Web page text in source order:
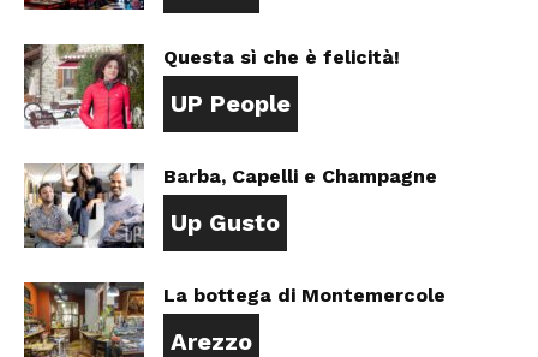
Questa sì che è felicità!
UP People
Barba, Capelli e Champagne
Up Gusto
La bottega di Montemercole
Arezzo